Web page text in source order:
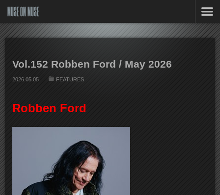
MUSE ON MUSE
Vol.152 Robben Ford / May 2026
2026.05.05 FEATURES
Robben Ford